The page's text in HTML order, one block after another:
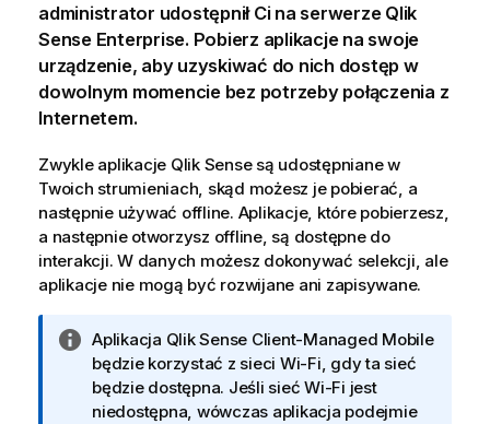
administrator udostępnił Ci na serwerze Qlik
Sense Enterprise. Pobierz aplikacje na swoje
urządzenie, aby uzyskiwać do nich dostęp w
dowolnym momencie bez potrzeby połączenia z
Internetem.
Zwykle aplikacje Qlik Sensesą udostępniane w
Twoich strumieniach, skąd możesz je pobierać, a
następnie używać offline. Aplikacje, które pobierzesz,
a następnie otworzysz offline, są dostępne do
interakcji. W danych możesz dokonywać selekcji, ale
aplikacje nie mogą być rozwijane ani zapisywane.
I
n
f
o
Aplikacja Qlik Sense Client-Managed Mobile
będzie korzystać z sieci Wi-Fi, gdy ta sieć
będzie dostępna. Jeśli sieć Wi-Fi jest
niedostępna, wówczas aplikacja podejmie